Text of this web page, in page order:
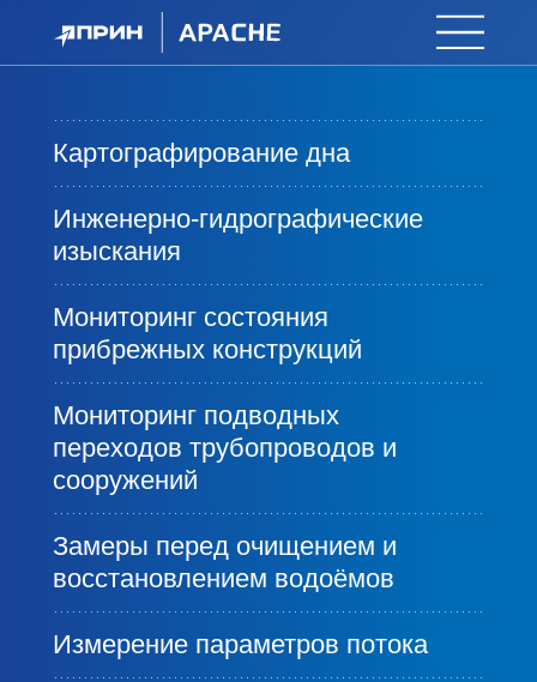
Картографирование дна
Инженерно-гидрографические
изыскания
Мониторинг состояния
прибрежных конструкций
Мониторинг подводных
переходов трубопроводов и
сооружений
Замеры перед очищением и
восстановлением водоёмов
Измерение параметров потока